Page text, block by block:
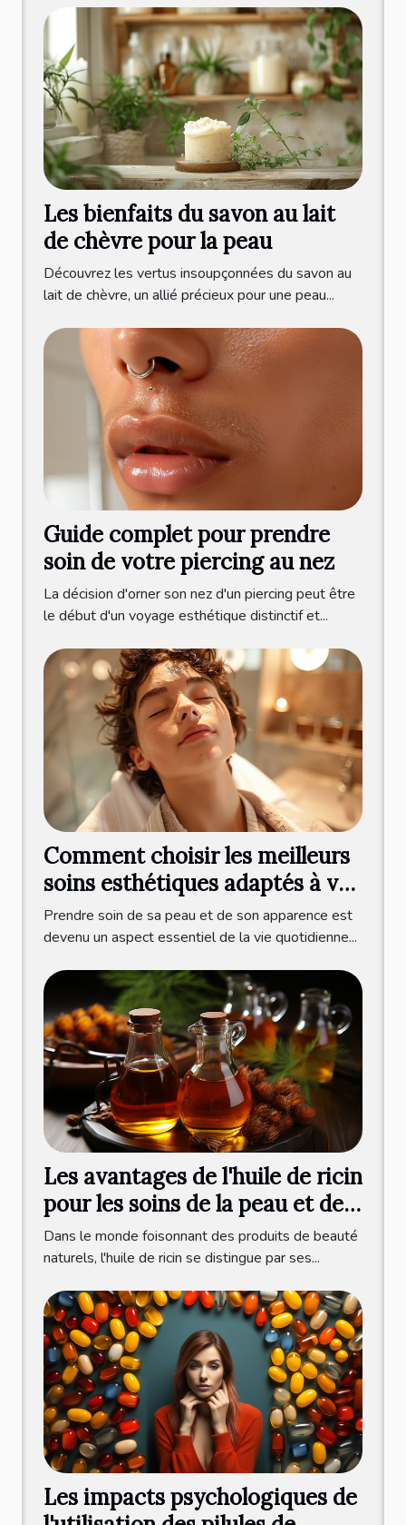
Les bienfaits du savon au lait
de chèvre pour la peau
Découvrez les vertus insoupçonnées du savon au
lait de chèvre, un allié précieux pour une peau...
Guide complet pour prendre
soin de votre piercing au nez
La décision d'orner son nez d'un piercing peut être
le début d'un voyage esthétique distinctif et...
Comment choisir les meilleurs
soins esthétiques adaptés à vos
besoins
Prendre soin de sa peau et de son apparence est
devenu un aspect essentiel de la vie quotidienne...
Les avantages de l'huile de ricin
pour les soins de la peau et des
cheveux
Dans le monde foisonnant des produits de beauté
naturels, l'huile de ricin se distingue par ses...
Les impacts psychologiques de